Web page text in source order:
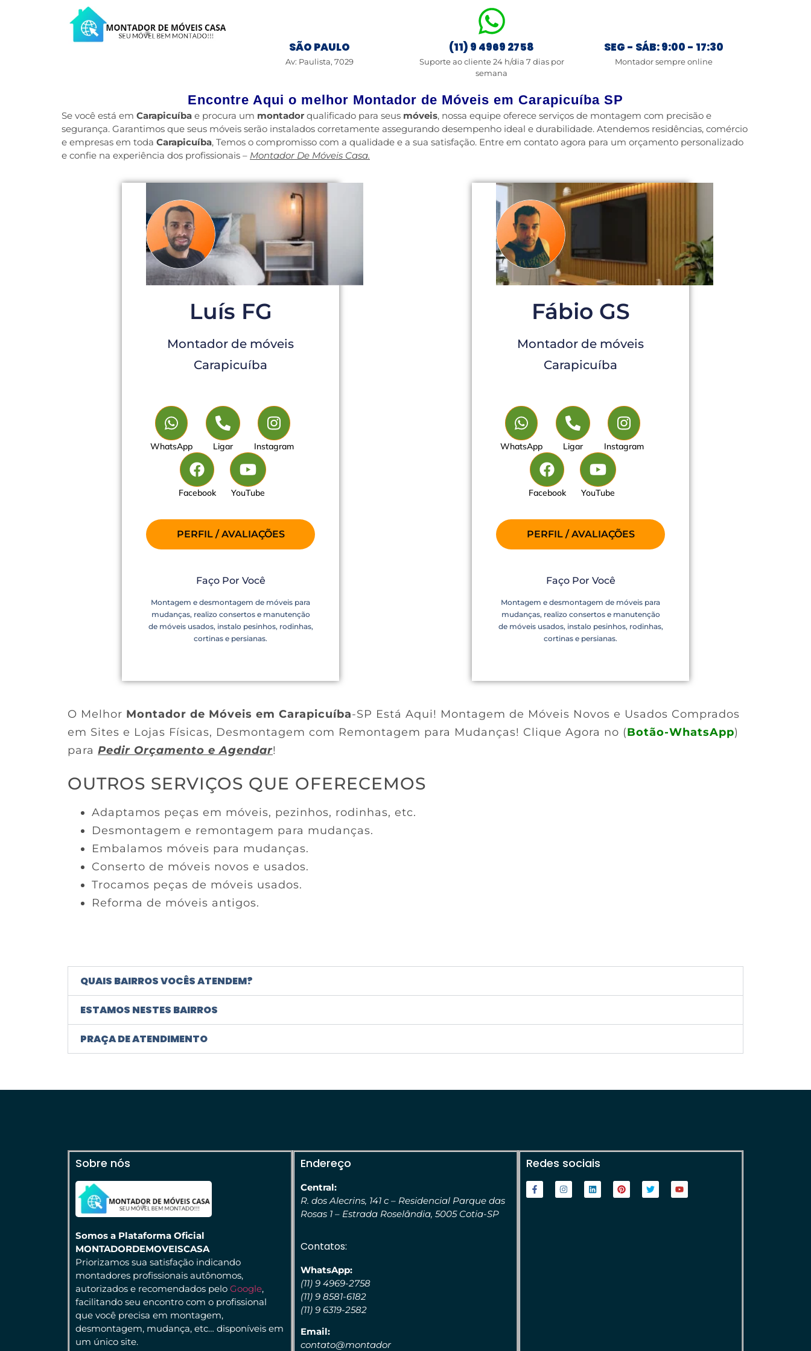
SÃO PAULO
Av: Paulista, 7029
(11) 9 4969 2758
Suporte ao cliente 24 h/dia 7 dias por
semana
SEG - SÁB: 9:00 - 17:30
Montador sempre online
Encontre Aqui o melhor Montador de Móveis em Carapicuíba SP
Se você está em Carapicuíba e procura um montador qualificado para seus móveis, nossa equipe oferece serviços de montagem com precisão e
segurança. Garantimos que seus móveis serão instalados corretamente assegurando desempenho ideal e durabilidade. Atendemos residências, comércio
e empresas em toda Carapicuíba, Temos o compromisso com a qualidade e a sua satisfação. Entre em contato agora para um orçamento personalizado
e confie na experiência dos profissionais – Montador De Móveis Casa.
Luís FG
Montador de móveis
Carapicuíba
WhatsApp Ligar Instagram
Facebook YouTube
PERFIL / AVALIAÇÕES
Faço Por Você
Montagem e desmontagem de móveis para
mudanças, realizo consertos e manutenção
de móveis usados, instalo pesinhos, rodinhas,
cortinas e persianas.
Fábio GS
Montador de móveis
Carapicuíba
WhatsApp Ligar Instagram
Facebook YouTube
PERFIL / AVALIAÇÕES
Faço Por Você
Montagem e desmontagem de móveis para
mudanças, realizo consertos e manutenção
de móveis usados, instalo pesinhos, rodinhas,
cortinas e persianas.
O Melhor Montador de Móveis em Carapicuíba-SP Está Aqui! Montagem de Móveis Novos e Usados Comprados
em Sites e Lojas Físicas, Desmontagem com Remontagem para Mudanças! Clique Agora no (Botão-WhatsApp)
para Pedir Orçamento e Agendar!
OUTROS SERVIÇOS QUE OFERECEMOS
Adaptamos peças em móveis, pezinhos, rodinhas, etc.
Desmontagem e remontagem para mudanças.
Embalamos móveis para mudanças.
Conserto de móveis novos e usados.
Trocamos peças de móveis usados.
Reforma de móveis antigos.
QUAIS BAIRROS VOCÊS ATENDEM?
ESTAMOS NESTES BAIRROS
PRAÇA DE ATENDIMENTO
Sobre nós
Somos a Plataforma Oficial
MONTADORDEMOVEISCASA
Priorizamos sua satisfação indicando
montadores profissionais autônomos,
autorizados e recomendados pelo Google,
facilitando seu encontro com o profissional
que você precisa em montagem,
desmontagem, mudança, etc… disponíveis em
um único site.
Endereço
Central:
R. dos Alecrins, 141 c – Residencial Parque das
Rosas 1 – Estrada Roselândia, 5005 Cotia-SP
Contatos:
WhatsApp:
(11) 9 4969-2758
(11) 9 8581-6182
(11) 9 6319-2582
Email:
contato@montador
Redes sociais